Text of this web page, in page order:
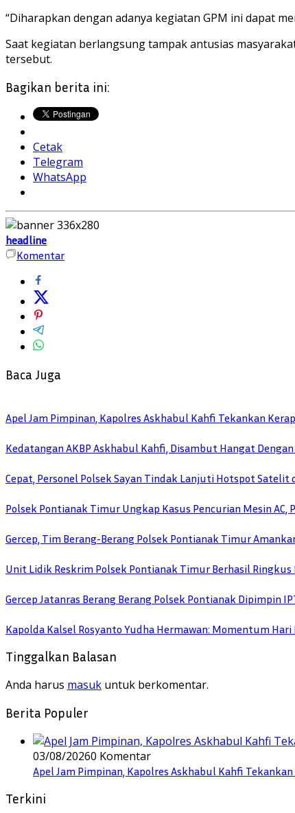
“Diharapkan dengan adanya kegiatan GPM ini dapat
Saat kegiatan berlangsung tampak antusias
tersebut.
Bagikan berita ini:
Cetak
Telegram
WhatsApp
headline
Komentar
Baca Juga
Apel Jam Pimpinan, Kapolres Askhabul Kahfi Tekankan
Kedatangan AKBP Askhabul Kahfi, Disambut Hangat
Cepat, Personel Polsek Sayan Tindak Lanjuti Hotspot Satelit
Polsek Pontianak Timur Ungkap Kasus Pencurian Mesin AC,
Gercep, Tim Berang-Berang Polsek Pontianak Timur
Unit Lidik Reskrim Polsek Pontianak Timur Berhasil
Gercep Jatanras Berang Berang Polsek Pontianak Dipimpin
Kapolda Kalsel Rosyanto Yudha Hermawan: Momentum
Tinggalkan Balasan
Anda harus masuk untuk berkomentar.
Berita Populer
03/08/20260 Komentar
Apel Jam Pimpinan, Kapolres Askhabul Kahfi
Terkini